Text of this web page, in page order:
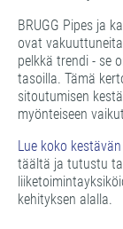
BRUGG Pipes ja
ovat
pelkkä trendi - se
tasoilla. Tämä
sitoutumisen
myönteiseen
Lue koko
täältä ja tutustu
kehityksen alalla.